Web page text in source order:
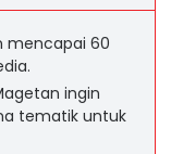
mencapai 60
ingin
tematik untuk